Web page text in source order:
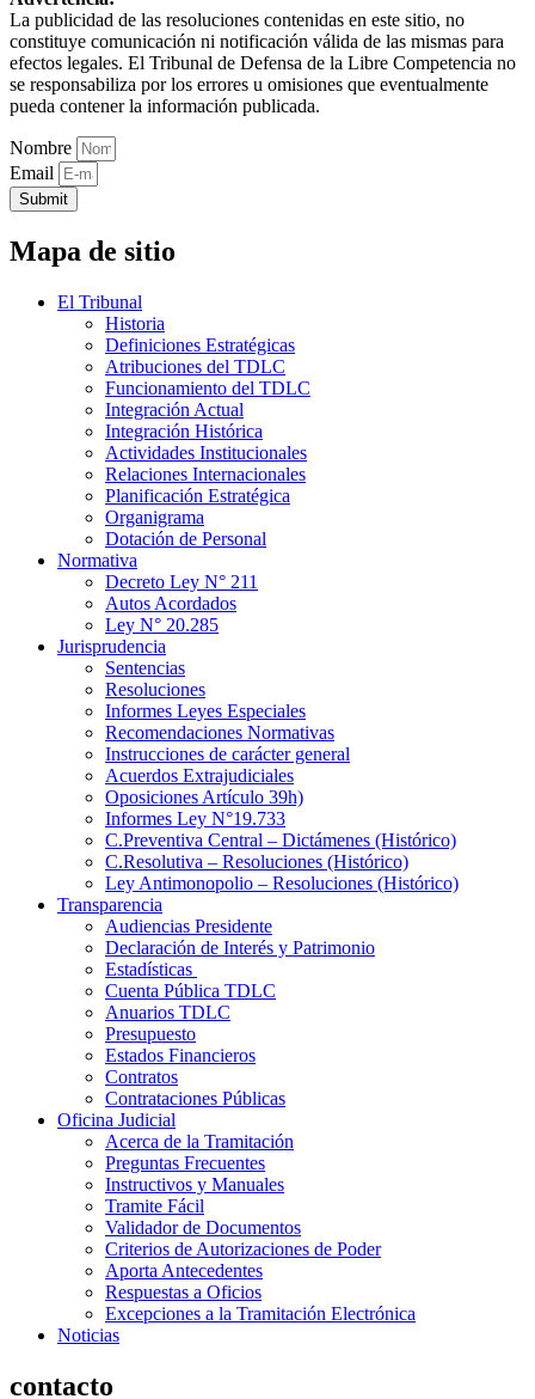
La publicidad de las resoluciones contenidas en este sitio, no
constituye comunicación ni notificación válida de las mismas para
efectos legales. El Tribunal de Defensa de la Libre Competencia no
se responsabiliza por los errores u omisiones que eventualmente
pueda contener la información publicada.
Nombre
Email
Submit
Mapa de sitio
El Tribunal
Historia
Definiciones Estratégicas
Atribuciones del TDLC
Funcionamiento del TDLC
Integración Actual
Integración Histórica
Actividades Institucionales
Relaciones Internacionales
Planificación Estratégica
Organigrama
Dotación de Personal
Normativa
Decreto Ley N° 211
Autos Acordados
Ley N° 20.285
Jurisprudencia
Sentencias
Resoluciones
Informes Leyes Especiales
Recomendaciones Normativas
Instrucciones de carácter general
Acuerdos Extrajudiciales
Oposiciones Artículo 39h)
Informes Ley N°19.733
C.Preventiva Central – Dictámenes (Histórico)
C.Resolutiva – Resoluciones (Histórico)
Ley Antimonopolio – Resoluciones (Histórico)
Transparencia
Audiencias Presidente
Declaración de Interés y Patrimonio
Estadísticas
Cuenta Pública TDLC
Anuarios TDLC
Presupuesto
Estados Financieros
Contratos
Contrataciones Públicas
Oficina Judicial
Acerca de la Tramitación
Preguntas Frecuentes
Instructivos y Manuales
Tramite Fácil
Validador de Documentos
Criterios de Autorizaciones de Poder
Aporta Antecedentes
Respuestas a Oficios
Excepciones a la Tramitación Electrónica
Noticias
contacto